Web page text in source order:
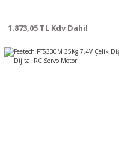
1.873,05 TL Kdv Dahil